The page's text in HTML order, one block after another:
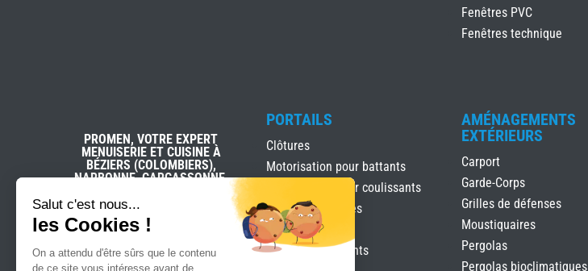
Fenêtres PVC
Fenêtres technique
PROMEN, VOTRE EXPERT
MENUISERIE ET CUISINE À
BÉZIERS (COLOMBIERS),
NARBONNE, CARCASSONNE,
COLOMIERS ET TOULOUSE
PORTET
PORTAILS
Clôtures
Motorisation pour battants
Motorisation pour coulissants
Portails & clôtures
Portails Battants
Portails coulissants
AMÉNAGEMENTS
EXTÉRIEURS
Carport
Garde-Corps
Grilles de défenses
Moustiquaires
Pergolas
Pergolas bioclimatiques
Salut c'est nous...
les Cookies !
On a attendu d'être sûrs que le contenu
de ce site vous intéresse avant de